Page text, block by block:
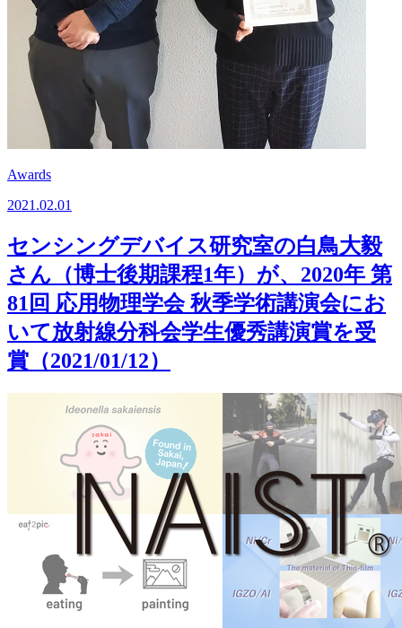
Awards
2021.02.01
センシングデバイス研究室の白鳥大毅
さん（博士後期課程1年）が、2020年 第
81回 応用物理学会 秋季学術講演会にお
いて放射線分科会学生優秀講演賞を受
賞（2021/01/12）